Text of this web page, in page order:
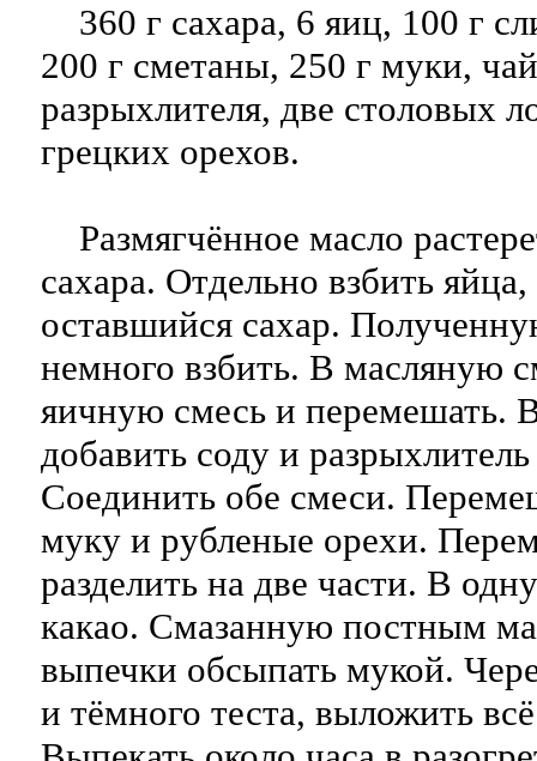
360 г сахара, 6 яиц, 100 г
200 г сметаны, 250 г муки,
разрыхлителя, две столовых
грецких орехов.
Размягчённое масло
сахара. Отдельно взбить
оставшийся сахар.
немного взбить. В масляную
яичную смесь и перемешать.
добавить соду и
Соединить обе смеси.
муку и рубленые орехи.
разделить на две части. В
какао. Смазанную постным
выпечки обсыпать мукой.
и тёмного теста, выложить